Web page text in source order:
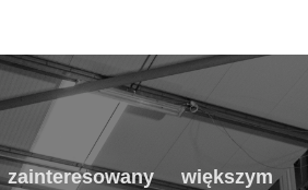
większym